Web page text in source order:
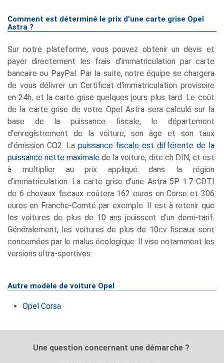
Comment est déterminé le prix d'une carte grise Opel
Astra ?
Sur notre plateforme, vous pouvez obtenir un devis et
payer directement les frais d'immatriculation par carte
bancaire ou PayPal. Par la suite, notre équipe se chargera
de vous délivrer un Certificat d'immatriculation provisoire
en 24h, et la carte grise quelques jours plus tard. Le coût
de la carte grise de votre Opel Astra sera calculé sur la
base de la puissance fiscale, le département
d'enregistrement de la voiture, son âge et son taux
d'émission CO2. La puissance fiscale est différente de la
puissance nette maximale de la voiture, dite ch DIN, et est
à multiplier au prix appliqué dans la région
d'immatriculation. La carte grise d'une Astra 5P 1.7 CDTI
de 6 chevaux fiscaux coûtera 162 euros en Corse et 306
euros en Franche-Comté par exemple. Il est à retenir que
les voitures de plus de 10 ans jouissent d'un demi-tarif.
Généralement, les voitures de plus de 10cv fiscaux sont
concernées par le malus écologique. Il vise notamment les
versions ultra-sportives.
Autre modèle de voiture Opel
Opel Corsa
Une question concernant une démarche ?